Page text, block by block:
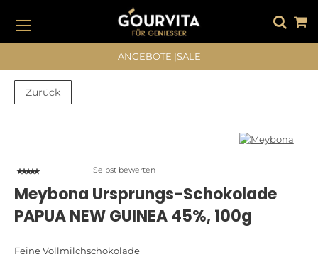
DIREKT
ZUM
INHALT
#DRÜCKEN SIE DIE EINGABETASTE, UM ZU SUCHEN
ANGEBOTE |SALE
Zurück
springen
springen
Selbst bewerten
Meybona Ursprungs-Schokolade
PAPUA NEW GUINEA 45%, 100g
Feine Vollmilchschokolade